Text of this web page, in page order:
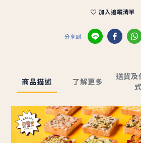
加入追蹤清單
分享到
商品描述 了解更多
送貨及
式